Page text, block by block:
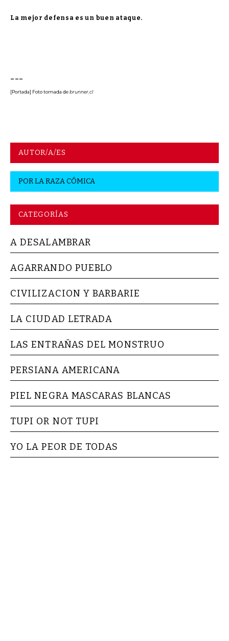
La mejor defensa es un buen ataque.
–––
[Portada] Foto tomada debrunner.cl
AUTOR/A/ES
PORLA RAZA CÓMICA
CATEGORÍAS
A DESALAMBRAR
AGARRANDO PUEBLO
CIVILIZACION Y BARBARIE
LA CIUDAD LETRADA
LAS ENTRAÑAS DEL MONSTRUO
PERSIANA AMERICANA
PIEL NEGRA MASCARAS BLANCAS
TUPI OR NOT TUPI
YO LA PEOR DE TODAS